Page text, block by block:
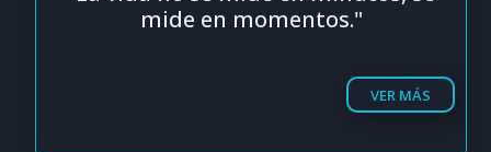
mide en momentos."
VER MÁS